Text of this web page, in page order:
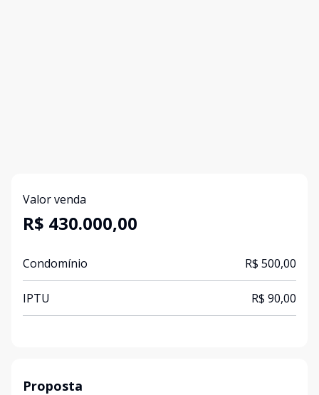
Valor venda
R$ 430.000,00
Condomínio R$ 500,00
IPTU R$ 90,00
Proposta